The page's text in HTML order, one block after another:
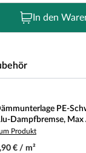
In den
Schwerschaum mit Alu-
PE-
Dampfbremse, Max
Produkt
€ / m²